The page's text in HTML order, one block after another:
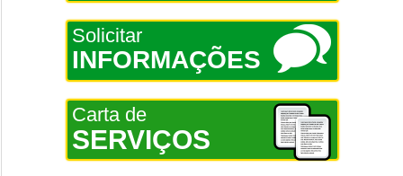
Solicitar
INFORMAÇÕES
Carta de
SERVIÇOS